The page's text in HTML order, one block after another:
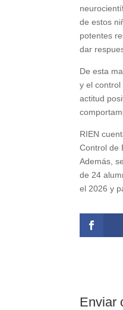
de estos
potentes
dar
De esta
y el
actitud
RIEN
Control de
Además,
de 24
el 2026 y
Enviar